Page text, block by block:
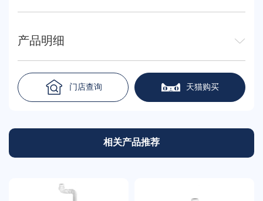
产品明细
门店查询 天猫购买
相关产品推荐